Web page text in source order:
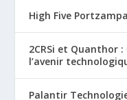
High Five
2CRSi et Quanthor
l’avenir
Palantir